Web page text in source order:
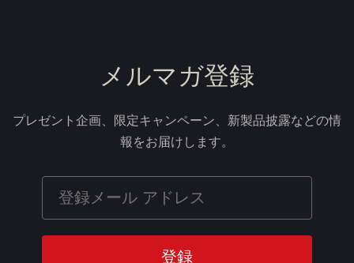
メルマガ登録
プレゼント企画、限定キャンペーン、新製品披露などの情
報をお届けします。